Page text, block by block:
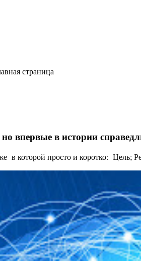
страница
впервые в истории
в которой просто и коротко: Цель;